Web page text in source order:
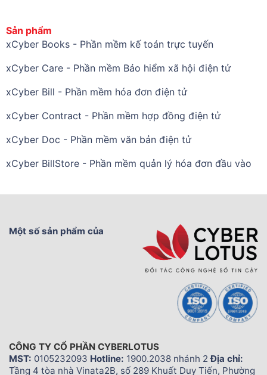
Sản phẩm
xCyber Books - Phần mềm kế toán trực tuyến
xCyber Care - Phần mềm Bảo hiểm xã hội điện tử
xCyber Bill - Phần mềm hóa đơn điện tử
xCyber Contract - Phần mềm hợp đồng điện tử
xCyber Doc - Phần mềm văn bản điện tử
xCyber BillStore - Phần mềm quản lý hóa đơn đầu vào
Một số sản phẩm của
CÔNG TY CỔ PHẦN CYBERLOTUS
MST: 0105232093 Hotline: 1900.2038 nhánh 2Địa chỉ:
Tầng 4 tòa nhà Vinata2B, số 289 Khuất Duy Tiến, Phường